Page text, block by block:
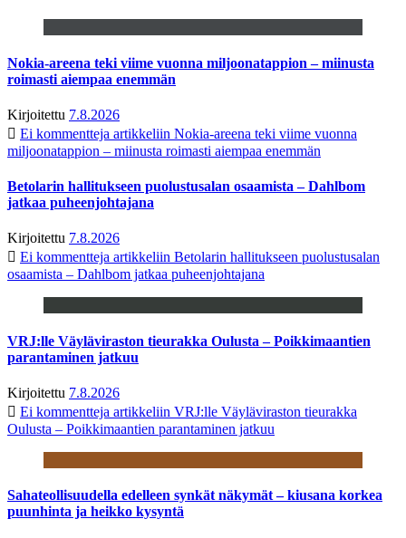
Nokia-areena teki viime vuonna miljoonatappion – miinusta
roimasti aiempaa enemmän
Kirjoitettu 7.8.2026
Ei kommentteja artikkeliin Nokia-areena teki viime vuonna
miljoonatappion – miinusta roimasti aiempaa enemmän
Betolarin hallitukseen puolustusalan osaamista – Dahlbom
jatkaa puheenjohtajana
Kirjoitettu 7.8.2026
Ei kommentteja artikkeliin Betolarin hallitukseen puolustusalan
osaamista – Dahlbom jatkaa puheenjohtajana
VRJ:lle Väyläviraston tieurakka Oulusta – Poikkimaantien
parantaminen jatkuu
Kirjoitettu 7.8.2026
Ei kommentteja artikkeliin VRJ:lle Väyläviraston tieurakka
Oulusta – Poikkimaantien parantaminen jatkuu
Sahateollisuudella edelleen synkät näkymät – kiusana korkea
puunhinta ja heikko kysyntä